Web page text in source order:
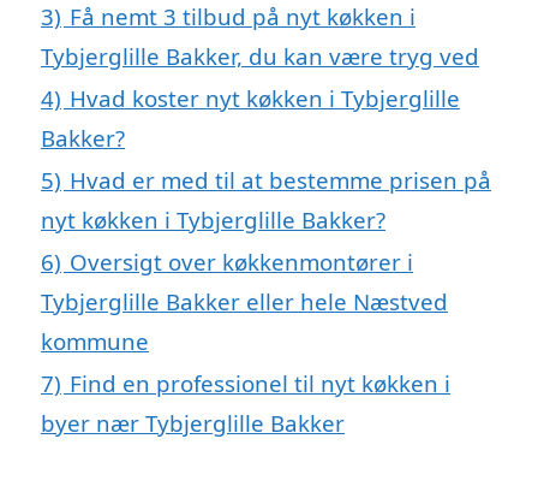
3) Få nemt 3 tilbud på nyt køkken i
Tybjerglille Bakker, du kan være tryg ved
4) Hvad koster nyt køkken i Tybjerglille
Bakker?
5) Hvad er med til at bestemme prisen på
nyt køkken i Tybjerglille Bakker?
6) Oversigt over køkkenmontører i
Tybjerglille Bakker eller hele Næstved
kommune
7) Find en professionel til nyt køkken i
byer nær Tybjerglille Bakker